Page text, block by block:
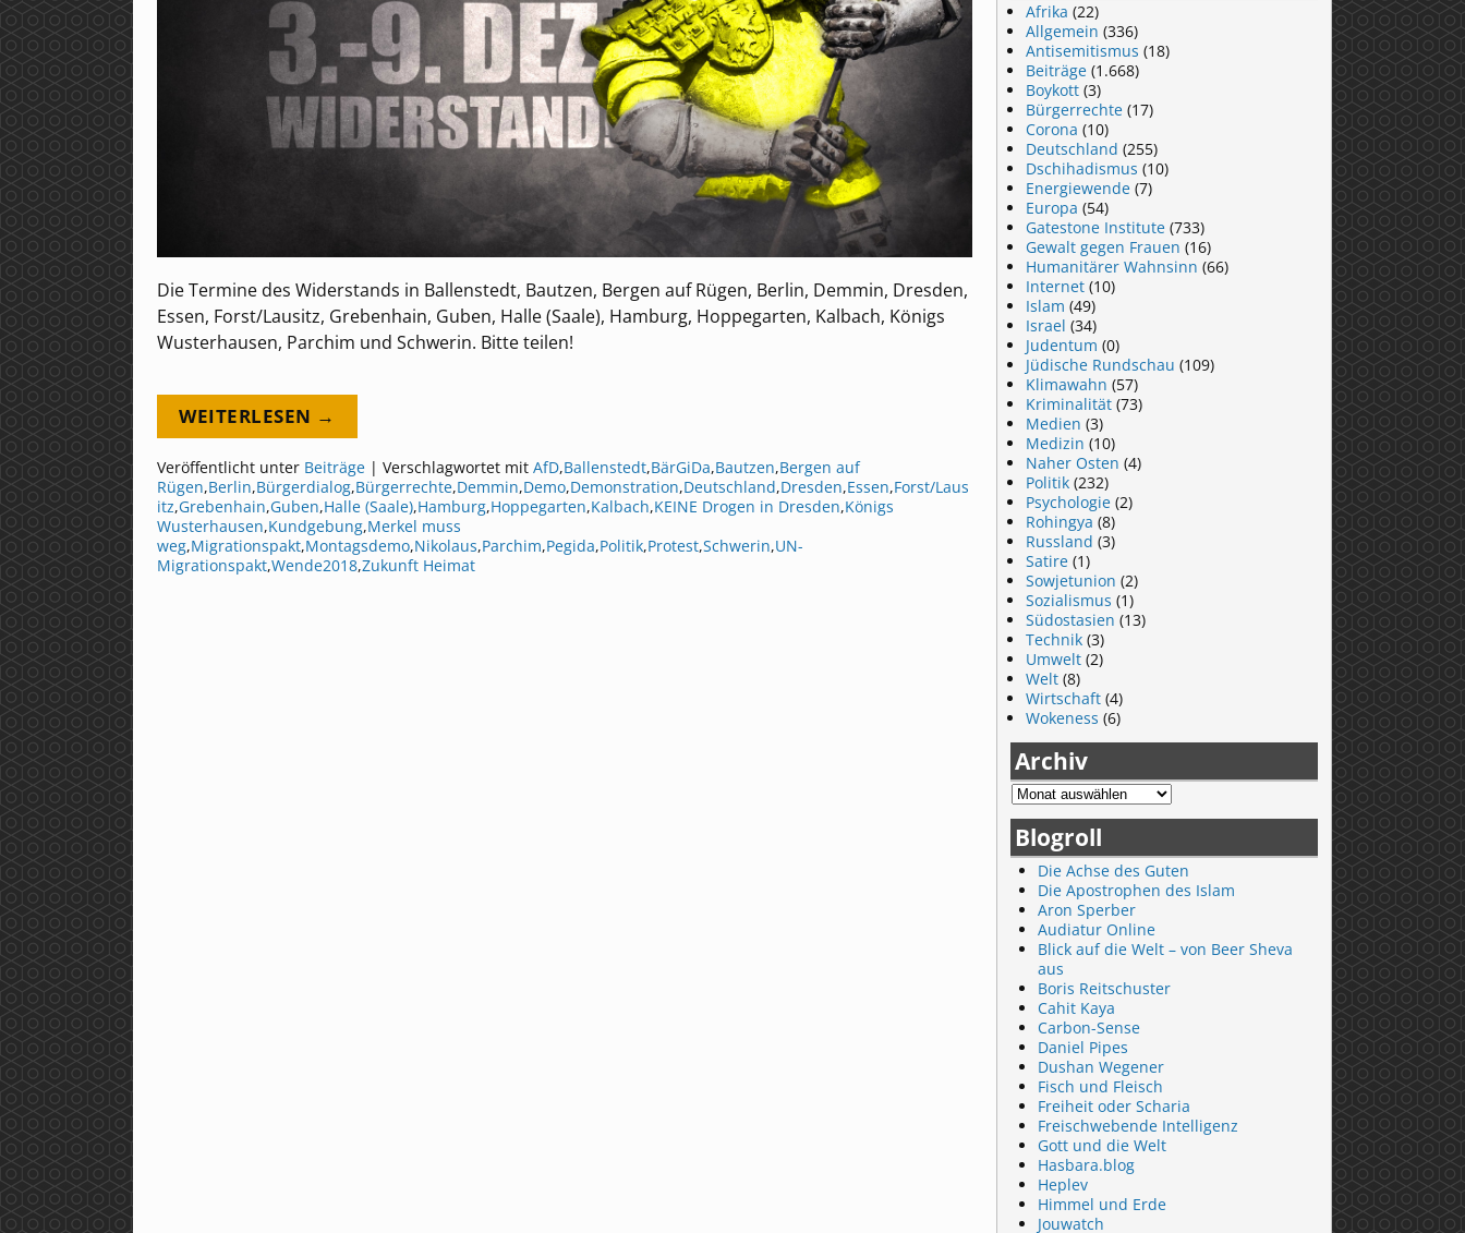
Die Termine des Widerstands in Ballenstedt, Bautzen, Bergen auf Rügen, Berlin, Demmin, Dresden,
Essen, Forst/Lausitz, Grebenhain, Guben, Halle (Saale), Hamburg, Hoppegarten, Kalbach, Königs
Wusterhausen, Parchim und Schwerin. Bitte teilen!
WEITERLESEN →
Veröffentlicht unter Beiträge | Verschlagwortet mit AfD,Ballenstedt,BärGiDa,Bautzen,Bergen auf
Rügen,Berlin,Bürgerdialog,Bürgerrechte,Demmin,Demo,Demonstration,Deutschland,Dresden,Essen,Forst/Laus
itz,Grebenhain,Guben,Halle (Saale),Hamburg,Hoppegarten,Kalbach,KEINE Drogen in Dresden,Königs
Wusterhausen,Kundgebung,Merkel muss
weg,Migrationspakt,Montagsdemo,Nikolaus,Parchim,Pegida,Politik,Protest,Schwerin,UN-
Migrationspakt,Wende2018,Zukunft Heimat
Afrika (22)
Allgemein (336)
Antisemitismus (18)
Beiträge (1.668)
Boykott (3)
Bürgerrechte (17)
Corona (10)
Deutschland (255)
Dschihadismus (10)
Energiewende (7)
Europa (54)
Gatestone Institute (733)
Gewalt gegen Frauen (16)
Humanitärer Wahnsinn (66)
Internet (10)
Islam (49)
Israel (34)
Judentum (0)
Jüdische Rundschau (109)
Klimawahn (57)
Kriminalität (73)
Medien (3)
Medizin (10)
Naher Osten (4)
Politik (232)
Psychologie (2)
Rohingya (8)
Russland (3)
Satire (1)
Sowjetunion (2)
Sozialismus (1)
Südostasien (13)
Technik (3)
Umwelt (2)
Welt (8)
Wirtschaft (4)
Wokeness (6)
Archiv
Blogroll
Die Achse des Guten
Die Apostrophen des Islam
Aron Sperber
Audiatur Online
Blick auf die Welt – von Beer Sheva
aus
Boris Reitschuster
Cahit Kaya
Carbon-Sense
Daniel Pipes
Dushan Wegener
Fisch und Fleisch
Freiheit oder Scharia
Freischwebende Intelligenz
Gott und die Welt
Hasbara.blog
Heplev
Himmel und Erde
Jouwatch